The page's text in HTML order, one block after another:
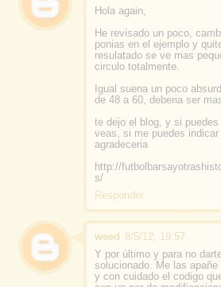
Hola again,
He revisado un poco,
ponias en el ejemplo y
resulatado se ve mas
circulo totalmente.
Igual suena un poco
de 48 a 60, deberia ser
te dejo el blog, y si puedes
veas, si me puedes
agradeceria
http://
s/
Responder
weed 8/5/12, 19:57
Y por último y para no
solucionado. Me las apañe
y con cuidado el codigo